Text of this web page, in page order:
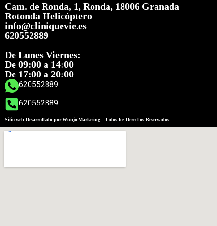
Añadir al carrito
Cam. de Ronda, 1, Ronda, 18006 Granada
Rotonda Helicóptero
info@cliniquevie.es
620552889
De Lunes Viernes:
De 09:00 a 14:00
De 17:00 a 20:00
620552889
620552889
Sitio web Desarrollado por Wunjo Marketing - Todos los Derechos Reservados